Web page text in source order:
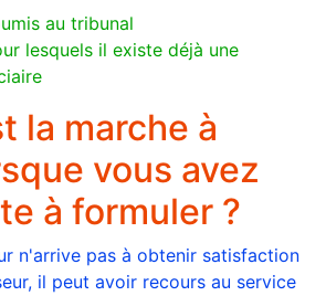
au tribunal
lesquels il existe déjà une
la marche à
vous avez
à formuler ?
n'arrive pas à obtenir satisfaction
il peut avoir recours au service